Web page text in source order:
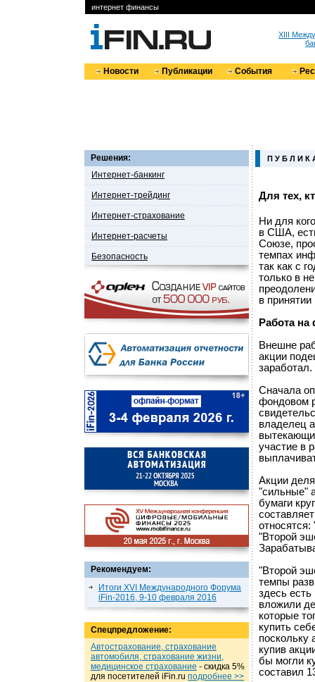
интернет финансы
XIII
Новости Публикации События
Решения:
Интернет-банкинг
Интернет-трейдинг
Интернет-страхование
Интернет-расчеты
Безопасность
Рекомендуем:
Итоги XVI Международного Форума
iFin-2016, 9-10 февраля 2016
Спецпредложение:
Автострахование, страхование
автомобиля, страхование жизни,
медицинское страхование - cкидка 5%
для посетителей iFin.ru подробнеe >>
П У Б Л И К
Для тех,
Ни для
в США,
Союзе,
темпах
так как с
только в
в
Работа
Внешне
акции
Сначала
фондовом
владелец
участие в
Акции
"сильные"
бумаги
"Второй
"Второй
темпы
здесь
вложили
которые
купить
поскольку
купив
бы могли
составил